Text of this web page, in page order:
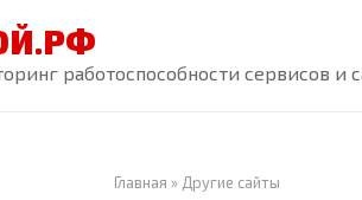
работоспособности сервисов и
Главная » Другие сайты